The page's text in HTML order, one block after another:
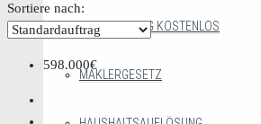
HOMESTAGING KOSTENLOS
MAKLERGESETZ
Sortiere nach:
598.000€